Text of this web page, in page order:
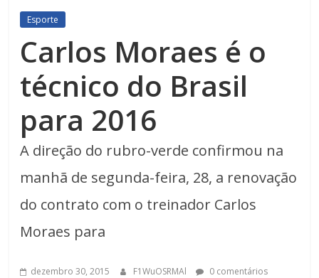
Esporte
Carlos Moraes é o
técnico do Brasil
para 2016
A direção do rubro-verde confirmou na
manhã de segunda-feira, 28, a renovação
do contrato com o treinador Carlos
Moraes para
dezembro 30, 2015 F1WuOSRMAl 0 comentários